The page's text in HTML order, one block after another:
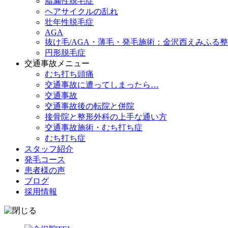
ヘアサイクルの乱れ
壮年性脱毛症
AGA
抜け毛/AGA・薄毛・発毛施術：金沢西えみふる
円形脱毛症
交通事故メニュー
むち打ち頭痛
交通事故に遭ってしまったら…
交通事故
交通事故後の転院と併院
接骨院と整形外科の上手な通い方
交通事故施術・むち打ち症
むち打ち症
スタッフ紹介
発毛コース
患者様の声
ブログ
採用情報